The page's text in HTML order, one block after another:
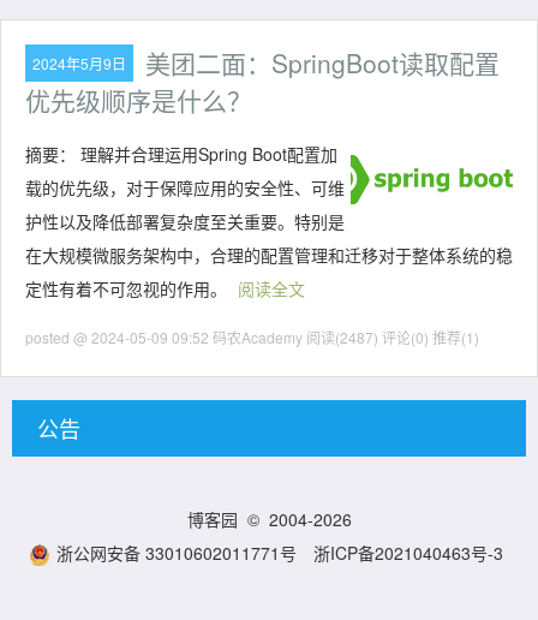
2024年5月9日
美团二面：SpringBoot读取配置
优先级顺序是什么？
摘要： 理解并合理运用Spring Boot配置加
载的优先级，对于保障应用的安全性、可维
护性以及降低部署复杂度至关重要。特别是
在大规模微服务架构中，合理的配置管理和迁移对于整体系统的稳
定性有着不可忽视的作用。
阅读全文
posted @ 2024-05-09 09:52 码农Academy 阅读(2487) 评论(0) 推荐(1)
公告
博客园 © 2004-2026
浙公网安备 33010602011771号
浙ICP备2021040463号-3